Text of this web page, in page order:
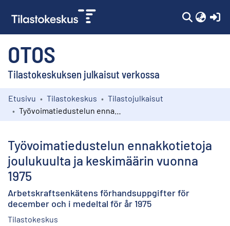
OTOS
Tilastokeskuksen julkaisut verkossa
Kokoelmat
Etusivu Tilastokeskus
Tilastojulkaisut
Työvoimatiedustelun ennakkotietoja
joulukuulta ja keskimäärin vuonna
1975
Arbetskraftsenkätens förhandsuppgifter för
december och i medeltal för år 1975
Tilastokeskus